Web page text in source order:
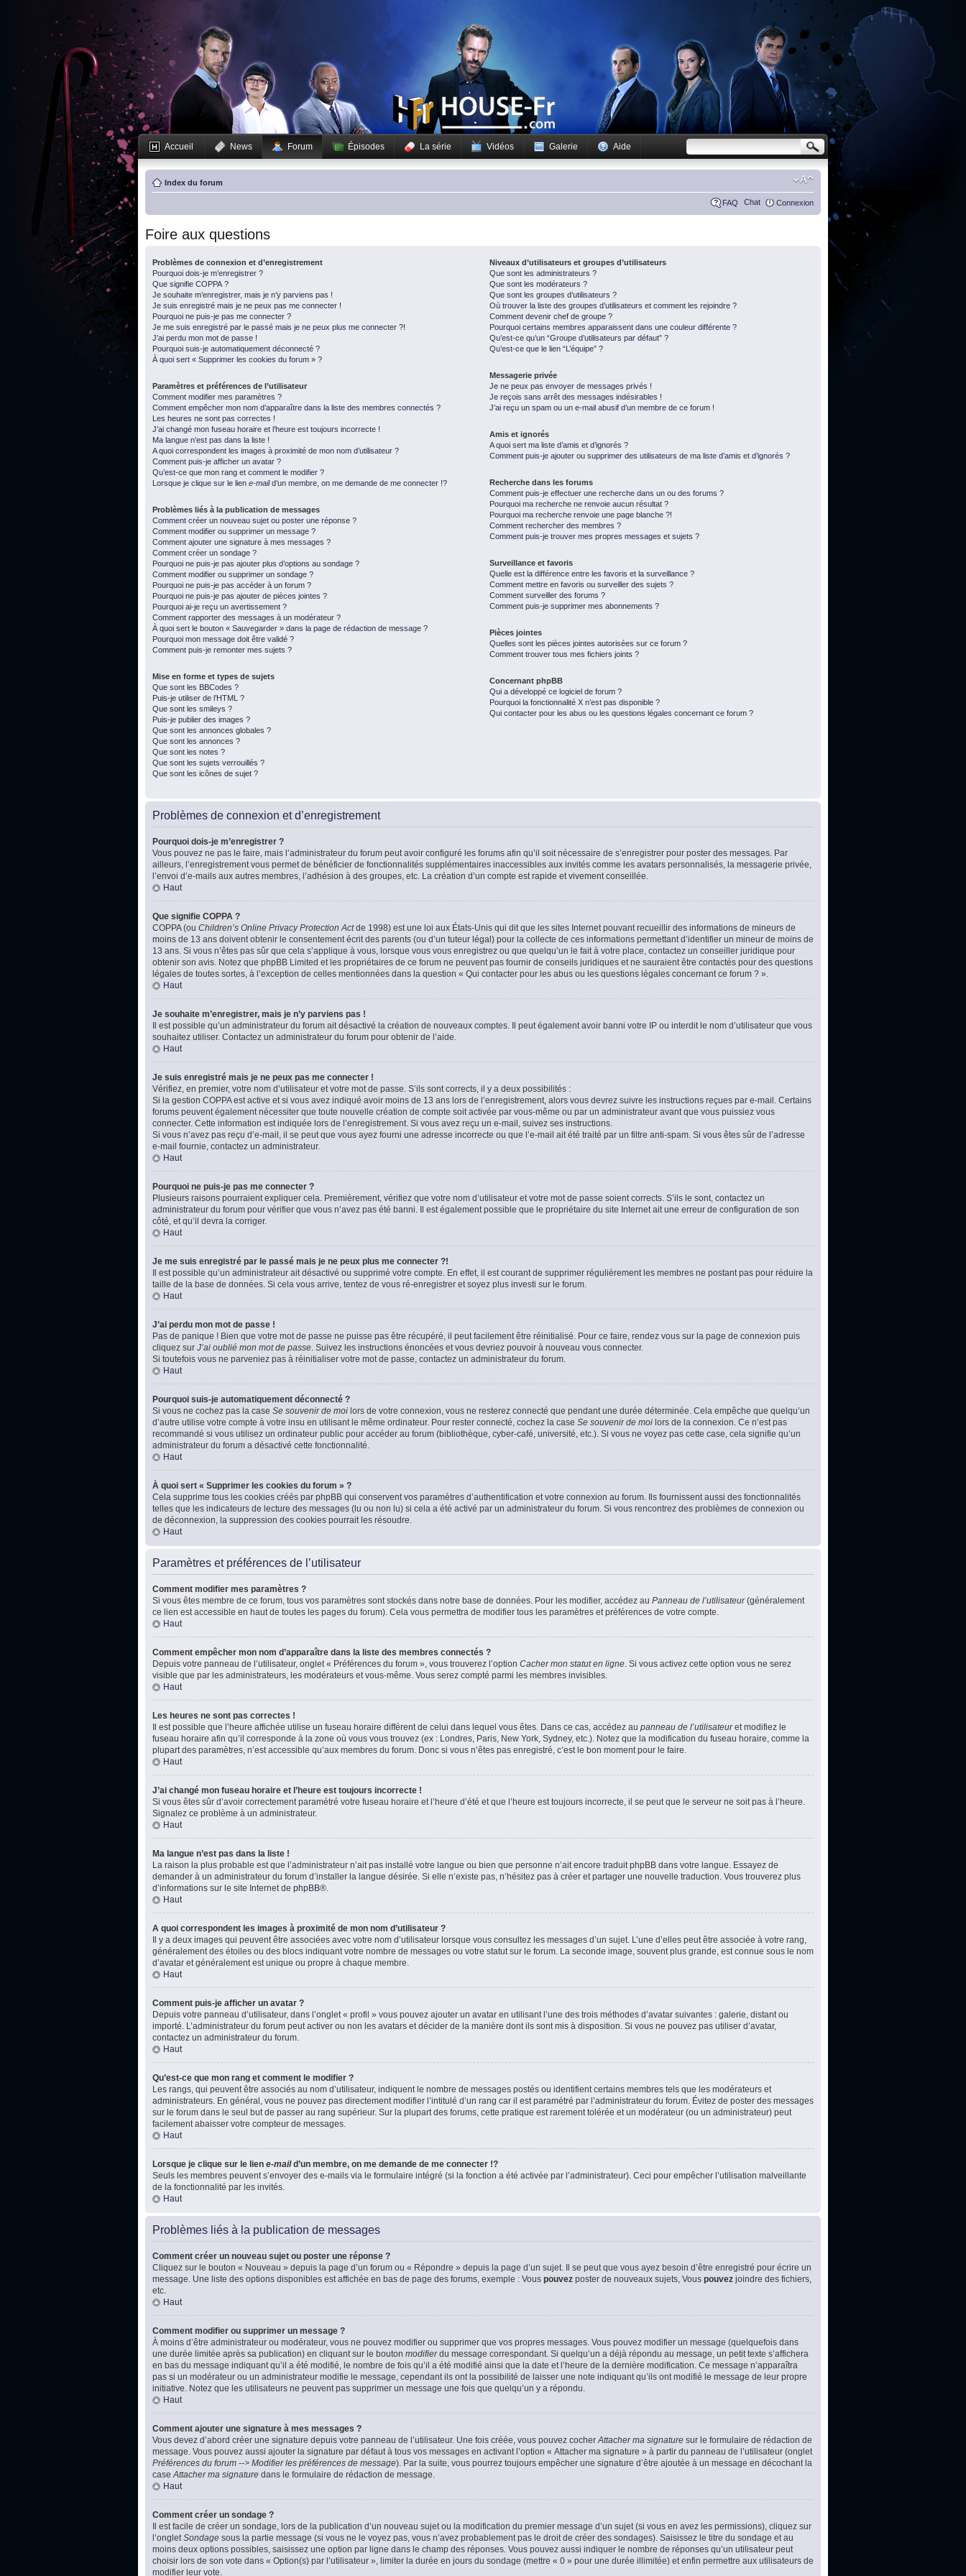
Accueil News Forum Épisodes La série Vidéos Galerie Aide
Index du forum
FAQ Chat Connexion
Foire aux questions
Problèmes de connexion et d’enregistrement
Pourquoi dois-je m’enregistrer ?
Que signifie COPPA ?
Je souhaite m’enregistrer, mais je n’y parviens pas !
Je suis enregistré mais je ne peux pas me connecter !
Pourquoi ne puis-je pas me connecter ?
Je me suis enregistré par le passé mais je ne peux plus me connecter ?!
J’ai perdu mon mot de passe !
Pourquoi suis-je automatiquement déconnecté ?
À quoi sert « Supprimer les cookies du forum » ?
Paramètres et préférences de l’utilisateur
Comment modifier mes paramètres ?
Comment empêcher mon nom d’apparaître dans la liste des membres connectés ?
Les heures ne sont pas correctes !
J’ai changé mon fuseau horaire et l’heure est toujours incorrecte !
Ma langue n’est pas dans la liste !
A quoi correspondent les images à proximité de mon nom d’utilisateur ?
Comment puis-je afficher un avatar ?
Qu’est-ce que mon rang et comment le modifier ?
Lorsque je clique sur le lien e-maild’un membre, on me demande de me connecter !?
Problèmes liés à la publication de messages
Comment créer un nouveau sujet ou poster une réponse ?
Comment modifier ou supprimer un message ?
Comment ajouter une signature à mes messages ?
Comment créer un sondage ?
Pourquoi ne puis-je pas ajouter plus d’options au sondage ?
Comment modifier ou supprimer un sondage ?
Pourquoi ne puis-je pas accéder à un forum ?
Pourquoi ne puis-je pas ajouter de pièces jointes ?
Pourquoi ai-je reçu un avertissement ?
Comment rapporter des messages à un modérateur ?
À quoi sert le bouton « Sauvegarder » dans la page de rédaction de message ?
Pourquoi mon message doit être validé ?
Comment puis-je remonter mes sujets ?
Mise en forme et types de sujets
Que sont les BBCodes ?
Puis-je utiliser de l’HTML ?
Que sont les smileys ?
Puis-je publier des images ?
Que sont les annonces globales ?
Que sont les annonces ?
Que sont les notes ?
Que sont les sujets verrouillés ?
Que sont les icônes de sujet ?
Niveaux d’utilisateurs et groupes d’utilisateurs
Que sont les administrateurs ?
Que sont les modérateurs ?
Que sont les groupes d’utilisateurs ?
Où trouver la liste des groupes d’utilisateurs et comment les rejoindre ?
Comment devenir chef de groupe ?
Pourquoi certains membres apparaissent dans une couleur différente ?
Qu’est-ce qu’un “Groupe d’utilisateurs par défaut” ?
Qu’est-ce que le lien “L’équipe” ?
Messagerie privée
Je ne peux pas envoyer de messages privés !
Je reçois sans arrêt des messages indésirables !
J’ai reçu un spam ou un e-mail abusif d’un membre de ce forum !
Amis et ignorés
A quoi sert ma liste d’amis et d’ignorés ?
Comment puis-je ajouter ou supprimer des utilisateurs de ma liste d’amis et d’ignorés ?
Recherche dans les forums
Comment puis-je effectuer une recherche dans un ou des forums ?
Pourquoi ma recherche ne renvoie aucun résultat ?
Pourquoi ma recherche renvoie une page blanche ?!
Comment rechercher des membres ?
Comment puis-je trouver mes propres messages et sujets ?
Surveillance et favoris
Quelle est la différence entre les favoris et la surveillance ?
Comment mettre en favoris ou surveiller des sujets ?
Comment surveiller des forums ?
Comment puis-je supprimer mes abonnements ?
Pièces jointes
Quelles sont les pièces jointes autorisées sur ce forum ?
Comment trouver tous mes fichiers joints ?
Concernant phpBB
Qui a développé ce logiciel de forum ?
Pourquoi la fonctionnalité X n’est pas disponible ?
Qui contacter pour les abus ou les questions légales concernant ce forum ?
Problèmes de connexion et d’enregistrement
Pourquoi dois-je m’enregistrer ?
Vous pouvez ne pas le faire, mais l’administrateur du forum peut avoir configuré les forums afin qu’il soit nécessaire de s’enregistrer pour poster des messages. Par
ailleurs, l’enregistrement vous permet de bénéficier de fonctionnalités supplémentaires inaccessibles aux invités comme les avatars personnalisés, la messagerie privée,
l’envoi d’e-mails aux autres membres, l’adhésion à des groupes, etc. La création d’un compte est rapide et vivement conseillée.
Haut
Que signifie COPPA ?
COPPA (ou Children’s Online Privacy Protection Actde 1998) est une loi aux États-Unis qui dit que les sites Internet pouvant recueillir des informations de mineurs de
moins de 13 ans doivent obtenir le consentement écrit des parents (ou d’un tuteur légal) pour la collecte de ces informations permettant d’identifier un mineur de moins de
13 ans. Si vous n’êtes pas sûr que cela s’applique à vous, lorsque vous vous enregistrez ou que quelqu’un le fait à votre place, contactez un conseiller juridique pour
obtenir son avis. Notez que phpBB Limited et les propriétaires de ce forum ne peuvent pas fournir de conseils juridiques et ne sauraient être contactés pour des questions
légales de toutes sortes, à l’exception de celles mentionnées dans la question « Qui contacter pour les abus ou les questions légales concernant ce forum ? ».
Haut
Je souhaite m’enregistrer, mais je n’y parviens pas !
Il est possible qu’un administrateur du forum ait désactivé la création de nouveaux comptes. Il peut également avoir banni votre IP ou interdit le nom d’utilisateur que vous
souhaitez utiliser. Contactez un administrateur du forum pour obtenir de l’aide.
Haut
Je suis enregistré mais je ne peux pas me connecter !
Vérifiez, en premier, votre nom d’utilisateur et votre mot de passe. S’ils sont corrects, il y a deux possibilités :
Si la gestion COPPA est active et si vous avez indiqué avoir moins de 13 ans lors de l’enregistrement, alors vous devrez suivre les instructions reçues par e-mail. Certains
forums peuvent également nécessiter que toute nouvelle création de compte soit activée par vous-même ou par un administrateur avant que vous puissiez vous
connecter. Cette information est indiquée lors de l’enregistrement. Si vous avez reçu un e-mail, suivez ses instructions.
Si vous n’avez pas reçu d’e-mail, il se peut que vous ayez fourni une adresse incorrecte ou que l’e-mail ait été traité par un filtre anti-spam. Si vous êtes sûr de l’adresse
e-mail fournie, contactez un administrateur.
Haut
Pourquoi ne puis-je pas me connecter ?
Plusieurs raisons pourraient expliquer cela. Premièrement, vérifiez que votre nom d’utilisateur et votre mot de passe soient corrects. S’ils le sont, contactez un
administrateur du forum pour vérifier que vous n’avez pas été banni. Il est également possible que le propriétaire du site Internet ait une erreur de configuration de son
côté, et qu’il devra la corriger.
Haut
Je me suis enregistré par le passé mais je ne peux plus me connecter ?!
Il est possible qu’un administrateur ait désactivé ou supprimé votre compte. En effet, il est courant de supprimer régulièrement les membres ne postant pas pour réduire la
taille de la base de données. Si cela vous arrive, tentez de vous ré-enregistrer et soyez plus investi sur le forum.
Haut
J’ai perdu mon mot de passe !
Pas de panique ! Bien que votre mot de passe ne puisse pas être récupéré, il peut facilement être réinitialisé. Pour ce faire, rendez vous sur la page de connexion puis
cliquez sur J’ai oublié mon mot de passe. Suivez les instructions énoncées et vous devriez pouvoir à nouveau vous connecter.
Si toutefois vous ne parveniez pas à réinitialiser votre mot de passe, contactez un administrateur du forum.
Haut
Pourquoi suis-je automatiquement déconnecté ?
Si vous ne cochez pas la case Se souvenir de moi lors de votre connexion, vous ne resterez connecté que pendant une durée déterminée. Cela empêche que quelqu’un
d’autre utilise votre compte à votre insu en utilisant le même ordinateur. Pour rester connecté, cochez la case Se souvenir de moi lors de la connexion. Ce n’est pas
recommandé si vous utilisez un ordinateur public pour accéder au forum (bibliothèque, cyber-café, université, etc.). Si vous ne voyez pas cette case, cela signifie qu’un
administrateur du forum a désactivé cette fonctionnalité.
Haut
À quoi sert « Supprimer les cookies du forum » ?
Cela supprime tous les cookies créés par phpBB qui conservent vos paramètres d’authentification et votre connexion au forum. Ils fournissent aussi des fonctionnalités
telles que les indicateurs de lecture des messages (lu ou non lu) si cela a été activé par un administrateur du forum. Si vous rencontrez des problèmes de connexion ou
de déconnexion, la suppression des cookies pourrait les résoudre.
Haut
Paramètres et préférences de l’utilisateur
Comment modifier mes paramètres ?
Si vous êtes membre de ce forum, tous vos paramètres sont stockés dans notre base de données. Pour les modifier, accédez au Panneau de l’utilisateur(généralement
ce lien est accessible en haut de toutes les pages du forum). Cela vous permettra de modifier tous les paramètres et préférences de votre compte.
Haut
Comment empêcher mon nom d’apparaître dans la liste des membres connectés ?
Depuis votre panneau de l’utilisateur, onglet « Préférences du forum », vous trouverez l’option Cacher mon statut en ligne. Si vous activez cette option vous ne serez
visible que par les administrateurs, les modérateurs et vous-même. Vous serez compté parmi les membres invisibles.
Haut
Les heures ne sont pas correctes !
Il est possible que l’heure affichée utilise un fuseau horaire différent de celui dans lequel vous êtes. Dans ce cas, accédez au panneau de l’utilisateuret modifiez le
fuseau horaire afin qu’il corresponde à la zone où vous vous trouvez (ex : Londres, Paris, New York, Sydney, etc.). Notez que la modification du fuseau horaire, comme la
plupart des paramètres, n’est accessible qu’aux membres du forum. Donc si vous n’êtes pas enregistré, c’est le bon moment pour le faire.
Haut
J’ai changé mon fuseau horaire et l’heure est toujours incorrecte !
Si vous êtes sûr d’avoir correctement paramétré votre fuseau horaire et l’heure d’été et que l’heure est toujours incorrecte, il se peut que le serveur ne soit pas à l’heure.
Signalez ce problème à un administrateur.
Haut
Ma langue n’est pas dans la liste !
La raison la plus probable est que l’administrateur n’ait pas installé votre langue ou bien que personne n’ait encore traduit phpBB dans votre langue. Essayez de
demander à un administrateur du forum d’installer la langue désirée. Si elle n’existe pas, n’hésitez pas à créer et partager une nouvelle traduction. Vous trouverez plus
d’informations sur le site Internet de phpBB®.
Haut
A quoi correspondent les images à proximité de mon nom d’utilisateur ?
Il y a deux images qui peuvent être associées avec votre nom d’utilisateur lorsque vous consultez les messages d’un sujet. L’une d’elles peut être associée à votre rang,
généralement des étoiles ou des blocs indiquant votre nombre de messages ou votre statut sur le forum. La seconde image, souvent plus grande, est connue sous le nom
d’avatar et généralement est unique ou propre à chaque membre.
Haut
Comment puis-je afficher un avatar ?
Depuis votre panneau d’utilisateur, dans l’onglet « profil » vous pouvez ajouter un avatar en utilisant l’une des trois méthodes d’avatar suivantes : galerie, distant ou
importé. L’administrateur du forum peut activer ou non les avatars et décider de la manière dont ils sont mis à disposition. Si vous ne pouvez pas utiliser d’avatar,
contactez un administrateur du forum.
Haut
Qu’est-ce que mon rang et comment le modifier ?
Les rangs, qui peuvent être associés au nom d’utilisateur, indiquent le nombre de messages postés ou identifient certains membres tels que les modérateurs et
administrateurs. En général, vous ne pouvez pas directement modifier l’intitulé d’un rang car il est paramétré par l’administrateur du forum. Évitez de poster des messages
sur le forum dans le seul but de passer au rang supérieur. Sur la plupart des forums, cette pratique est rarement tolérée et un modérateur (ou un administrateur) peut
facilement abaisser votre compteur de messages.
Haut
Lorsque je clique sur le lien e-maild’un membre, on me demande de me connecter !?
Seuls les membres peuvent s’envoyer des e-mails via le formulaire intégré (si la fonction a été activée par l’administrateur). Ceci pour empêcher l’utilisation malveillante
de la fonctionnalité par les invités.
Haut
Problèmes liés à la publication de messages
Comment créer un nouveau sujet ou poster une réponse ?
Cliquez sur le bouton « Nouveau » depuis la page d’un forum ou « Répondre » depuis la page d’un sujet. Il se peut que vous ayez besoin d’être enregistré pour écrire un
message. Une liste des options disponibles est affichée en bas de page des forums, exemple : Vous pouvez poster de nouveaux sujets, Vous pouvez joindre des fichiers,
etc.
Haut
Comment modifier ou supprimer un message ?
À moins d’être administrateur ou modérateur, vous ne pouvez modifier ou supprimer que vos propres messages. Vous pouvez modifier un message (quelquefois dans
une durée limitée après sa publication) en cliquant sur le bouton modifierdu message correspondant. Si quelqu’un a déjà répondu au message, un petit texte s’affichera
en bas du message indiquant qu’il a été modifié, le nombre de fois qu’il a été modifié ainsi que la date et l’heure de la dernière modification. Ce message n’apparaîtra
pas si un modérateur ou un administrateur modifie le message, cependant ils ont la possibilité de laisser une note indiquant qu’ils ont modifié le message de leur propre
initiative. Notez que les utilisateurs ne peuvent pas supprimer un message une fois que quelqu’un y a répondu.
Haut
Comment ajouter une signature à mes messages ?
Vous devez d’abord créer une signature depuis votre panneau de l’utilisateur. Une fois créée, vous pouvez cocherAttacher ma signature sur le formulaire de rédaction de
message. Vous pouvez aussi ajouter la signature par défaut à tous vos messages en activant l’option « Attacher ma signature » à partir du panneau de l’utilisateur (onglet
Préférences du forum --> Modifier les préférences de message). Par la suite, vous pourrez toujours empêcher une signature d’être ajoutée à un message en décochant la
caseAttacher ma signature dans le formulaire de rédaction de message.
Haut
Comment créer un sondage ?
Il est facile de créer un sondage, lors de la publication d’un nouveau sujet ou la modification du premier message d’un sujet (si vous en avez les permissions), cliquez sur
l’ongletSondage sous la partie message (si vous ne le voyez pas, vous n’avez probablement pas le droit de créer des sondages). Saisissez le titre du sondage et au
moins deux options possibles, saisissez une option par ligne dans le champ des réponses. Vous pouvez aussi indiquer le nombre de réponses qu’un utilisateur peut
choisir lors de son vote dans « Option(s) par l’utilisateur », limiter la durée en jours du sondage (mettre « 0 » pour une durée illimitée) et enfin permettre aux utilisateurs de
modifier leur vote.